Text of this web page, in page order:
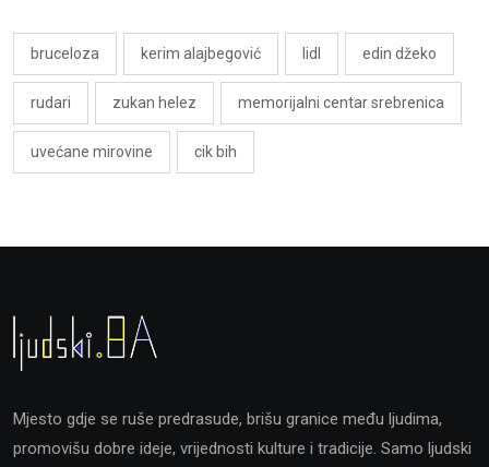
bruceloza kerim alajbegović lidl edin džeko
rudari zukan helez memorijalni centar srebrenica
uvećane mirovine cik bih
Mjesto gdje se ruše predrasude, brišu granice među ljudima,
promovišu dobre ideje, vrijednosti kulture i tradicije. Samo ljudski